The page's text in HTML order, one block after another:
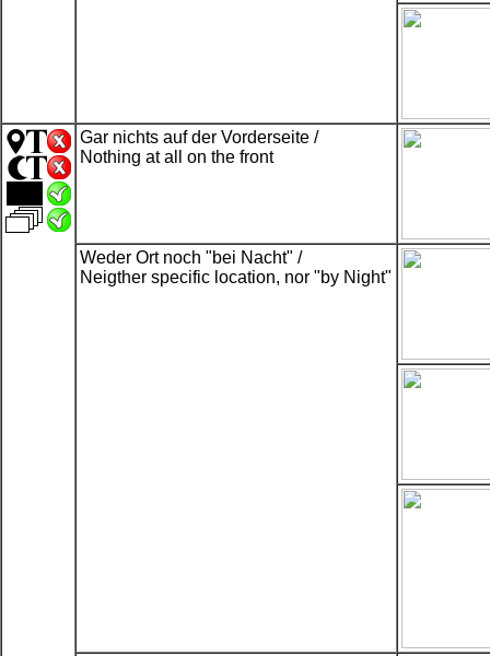
Gar nichts auf der Vorderseite /
Nothing at all on the front
Weder Ort noch "bei Nacht" /
Neigther specific location, nor "by Night"